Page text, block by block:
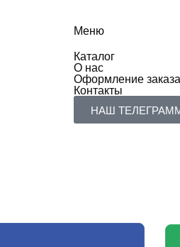
Меню
Каталог
О нас
Оформление заказа
Контакты
НАШ